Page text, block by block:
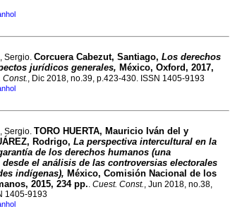
Sergio. Corcuera Cabezut, Santiago, Los derechos
jurídicos generales, México, Oxford, 2017,
Const., Dic 2018, no.39, p.423-430. ISSN 1405-9193
Sergio. TORO HUERTA, Mauricio Iván del y
Rodrigo, La perspectiva intercultural en la
de los derechos humanos (una
el análisis de las controversias electorales
indígenas), México, Comisión Nacional de los
2015, 234 pp.. Cuest. Const., Jun 2018, no.38,
1405-9193